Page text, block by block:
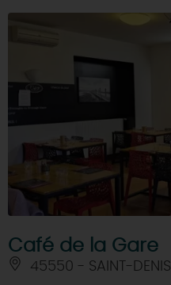
Café de la Gare
45550 - SAINT-